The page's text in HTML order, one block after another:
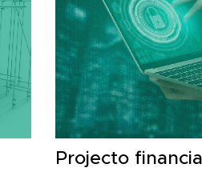
estratégico da Câmara...
Projecto